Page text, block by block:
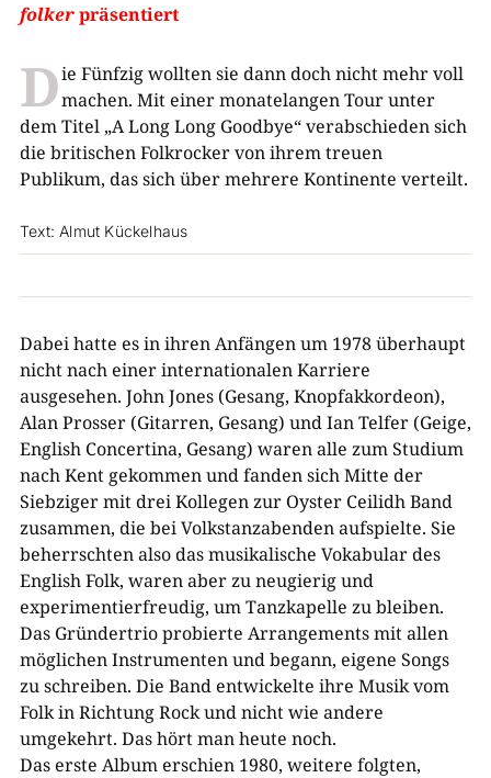
folkerpräsentiert
Die Fünfzig wollten sie dann doch nicht mehr voll
machen. Mit einer monatelangen Tour unter
dem Titel „A Long Long Goodbye“ verabschieden sich
die britischen Folkrocker von ihrem treuen
Publikum, das sich über mehrere Kontinente verteilt.
Text: Almut Kückelhaus
Dabei hatte es in ihren Anfängen um 1978 überhaupt
nicht nach einer internationalen Karriere
ausgesehen. John Jones (Gesang, Knopfakkordeon),
Alan Prosser (Gitarren, Gesang) und Ian Telfer (Geige,
English Concertina, Gesang) waren alle zum Studium
nach Kent gekommen und fanden sich Mitte der
Siebziger mit drei Kollegen zur Oyster Ceilidh Band
zusammen, die bei Volkstanzabenden aufspielte. Sie
beherrschten also das musikalische Vokabular des
English Folk, waren aber zu neugierig und
experimentierfreudig, um Tanzkapelle zu bleiben.
Das Gründertrio probierte Arrangements mit allen
möglichen Instrumenten und begann, eigene Songs
zu schreiben. Die Band entwickelte ihre Musik vom
Folk in Richtung Rock und nicht wie andere
umgekehrt. Das hört man heute noch.
Das erste Album erschien 1980, weitere folgten,